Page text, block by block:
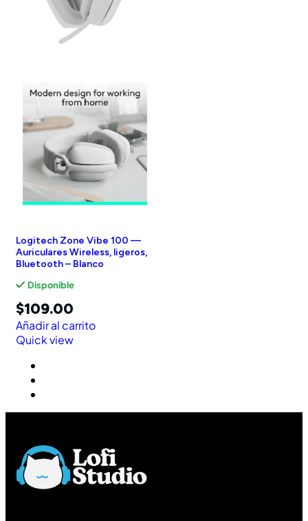
Logitech Zone Vibe 100 —
Auriculares Wireless, ligeros,
Bluetooth – Blanco
Disponible
$109.00
Añadir al carrito
Quick view